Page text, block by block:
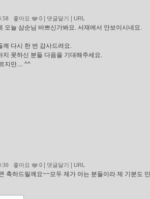
좋아요 0 댓글달기 URL
오늘 삼순님 바쁘신가봐요. 서재에서 안보이시네요.
께 다시 한 번 감사드려요.
지 못하신 분들 다음을 기대해주세요.
지만.... ^^
좋아요 0 댓글달기 URL
축하드릴께요~~모두 제가 아는 분들이라 제 기분도